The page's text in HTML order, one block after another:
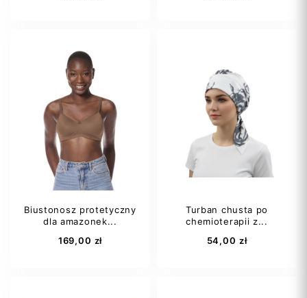
XL
Dodaj do koszyka
M
XXL
Dodaj do koszyka
Biustonosz protetyczny
dla amazonek...
169,00 zł
Turban chusta po
chemioterapii z...
54,00 zł